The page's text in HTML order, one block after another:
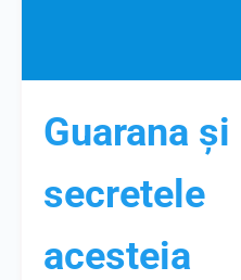
Guarana și
secretele
acesteia